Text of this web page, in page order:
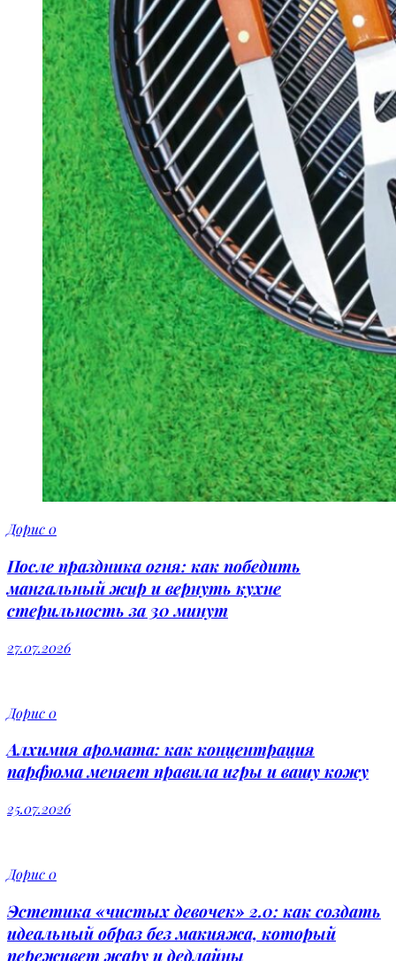
Дорис0
После праздника огня: как победить
мангальный жир и вернуть кухне
стерильность за 30 минут
27.07.2026
Дорис0
Алхимия аромата: как концентрация
парфюма меняет правила игры и вашу кожу
25.07.2026
Дорис0
Эстетика «чистых девочек» 2.0: как создать
идеальный образ без макияжа, который
переживет жару и дедлайны